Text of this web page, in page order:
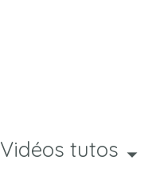
Vidéos tutos